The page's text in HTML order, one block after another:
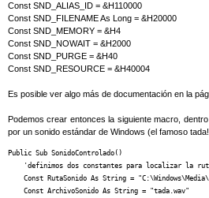
Const SND_ALIAS_ID = &H110000
Const SND_FILENAME As Long = &H20000
Const SND_MEMORY = &H4
Const SND_NOWAIT = &H2000
Const SND_PURGE = &H40
Const SND_RESOURCE = &H40004
Es posible ver algo más de documentación en la
Podemos crear entonces la siguiente macro,
por un sonido estándar de Windows (el famoso
Public Sub SonidoControlado()
'definimos dos constantes para localizar la
Const RutaSonido As String =
Const ArchivoSonido As String = "tada.wav"